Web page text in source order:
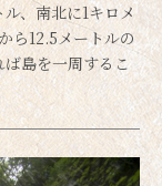
、南北に1キロメ
ら12.5メートルの
島を一周するこ